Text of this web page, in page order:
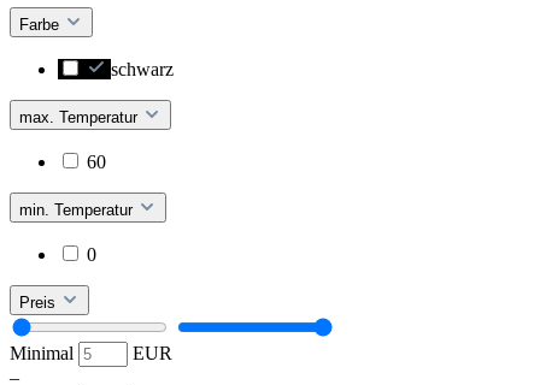
Farbe
schwarz
max. Temperatur
60
min. Temperatur
0
Preis
Minimal
EUR
–